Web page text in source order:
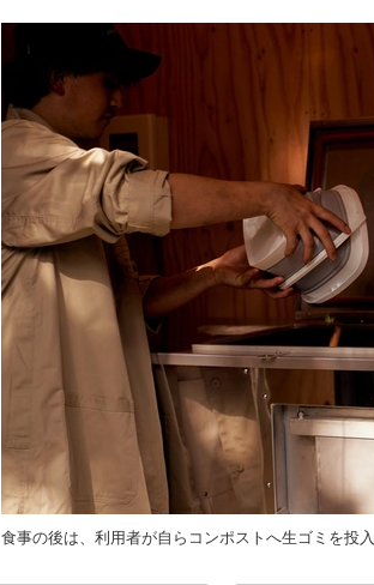
食事の後は、利用者が自らコンポストへ生ゴミを投入